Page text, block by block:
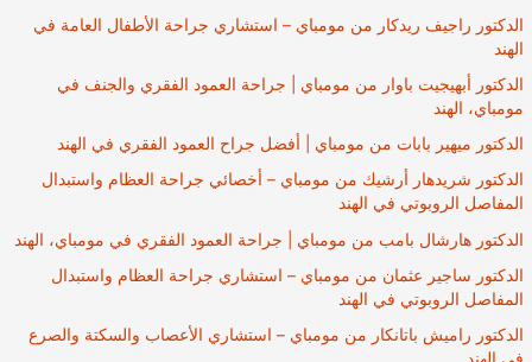
الدكتور راجيف ريدكار من مومباي – استشاري جراحة الأطفال العامة في
الهند
الدكتور أبهيجيت باوار من مومباي | جراحة العمود الفقري والجنف في
مومباي، الهند
الدكتور ميهير بابات من مومباي | أفضل جراح العمود الفقري في الهند
الدكتور شريدهار أرشيك من مومباي – أخصائي جراحة العظام واستبدال
المفاصل الروبوتي في الهند
الدكتور هارشال بامب من مومباي | جراحة العمود الفقري في مومباي، الهند
الدكتور ساجير عثمان من مومباي – استشاري جراحة العظام واستبدال
المفاصل الروبوتي في الهند
الدكتور راميش باتانكار من مومباي – استشاري الأعصاب والسكتة والصرع